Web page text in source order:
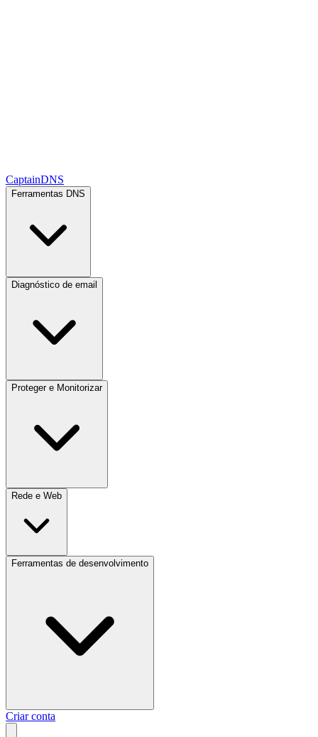
CaptainDNS
Ferramentas DNS
Diagnóstico de email
Proteger e Monitorizar
Rede e Web
Ferramentas de desenvolvimento
Criar conta